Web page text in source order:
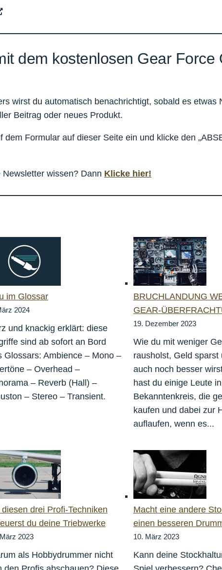
dem kostenlosen Gear Force
wirst du automatisch benachrichtigt, sobald es etwas
Beitrag oder neues Produkt.
Formular auf dieser Seite ein und klicke den
wissen? Dann Klicke hier!
im Glossar
2024
und knackig erklärt: diese
sind ab sofort an Bord
Glossars: Ambience – Mono –
– Overhead –
– Reverb (Hall) –
– Stereo – Transient.
BRUCHLANDUNG
GEAR-
19. Dezember 2023
Wie du mit weniger
rausholst, Geld sparst
auch noch besser
hast du einige Leute
Bekanntenkreis, die
kaufen und dabei zur
auflaufen, wenn es...
diesen drei Profi-Techniken
du deine Triebwerke
2023
als Hobbydrummer nicht
Macht eine andere
einen besseren
10. März 2023
Kann deine